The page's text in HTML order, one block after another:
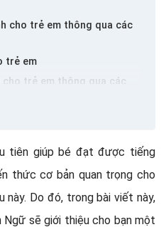
cho trẻ em thông qua các
trẻ em
trẻ em thông qua các
quanh
tiên giúp bé đạt được tiếng
​​thức cơ bản quan trọng cho
Do đó, trong bài viết này,
Ngữ sẽ giới thiệu cho bạn một